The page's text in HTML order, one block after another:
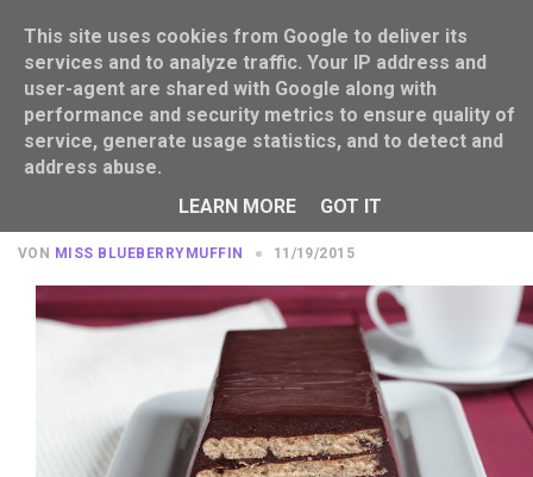
Heißgeliebter Kalter Hund mit Soft
Bröd [Reklame]
VON MISS BLUEBERRYMUFFIN 11/19/2015
This site uses cookies from Google to deliver its
services and to analyze traffic. Your IP address and
user-agent are shared with Google along with
performance and security metrics to ensure quality of
service, generate usage statistics, and to detect and
address abuse.
LEARN MORE
GOT IT